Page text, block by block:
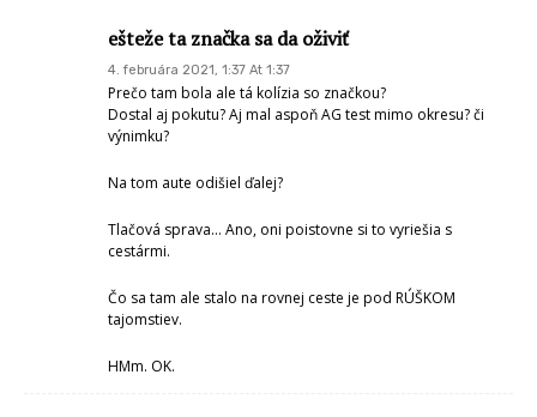
ešteže ta značka sa da oživiť
4. februára 2021, 1:37 At 1:37
Prečo tam bola ale tá kolízia so značkou?
Dostal aj pokutu? Aj mal aspoň AG test mimo okresu? či
výnimku?
Na tom aute odišiel ďalej?
Tlačová sprava… Ano, oni poistovne si to vyriešia s
cestármi.
Čo sa tam ale stalo na rovnej ceste je pod RÚŠKOM
tajomstiev.
HMm. OK.